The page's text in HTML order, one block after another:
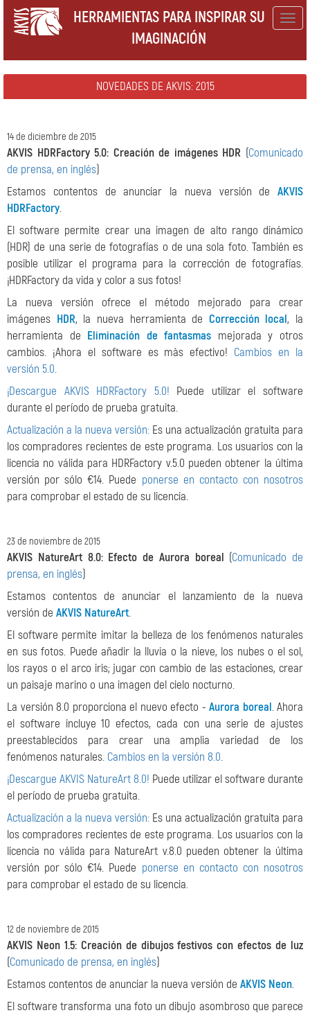
HERRAMIENTAS PARA INSPIRAR SU
IMAGINACIÓN
NOVEDADES DE AKVIS: 2015
14 de diciembre de 2015
AKVIS HDRFactory 5.0: Creación de imágenes HDR (Comunicado
de prensa, en inglés)
Estamos contentos de anunciar la nueva versión de AKVIS
HDRFactory.
El software permite crear una imagen de alto rango dinámico
(HDR) de una serie de fotografías o de una sola foto. También es
posible utilizar el programa para la corrección de fotografías.
¡HDRFactory da vida y color a sus fotos!
La nueva versión ofrece el método mejorado para crear
imágenes HDR, la nueva herramienta de Corrección local, la
herramienta de Eliminación de fantasmas mejorada y otros
cambios. ¡Ahora el software es màs efectivo! Cambios en la
versión 5.0.
¡Descargue AKVIS HDRFactory 5.0! Puede utilizar el software
durante el período de prueba gratuita.
Actualización a la nueva versión: Es una actualización gratuita para
los compradores recientes de este programa. Los usuarios con la
licencia no válida para HDRFactory v.5.0 pueden obtener la última
versión por sólo €14. Puede ponerse en contacto con nosotros
para comprobar el estado de su licencia.
23 de noviembre de 2015
AKVIS NatureArt 8.0: Efecto de Aurora boreal (Comunicado de
prensa, en inglés)
Estamos contentos de anunciar el lanzamiento de la nueva
versión de AKVIS NatureArt.
El software permite imitar la belleza de los fenómenos naturales
en sus fotos. Puede añadir la lluvia o la nieve, los nubes o el sol,
los rayos o el arco iris; jugar con cambio de las estaciones, crear
un paisaje marino o una imagen del cielo nocturno.
La versión 8.0 proporciona el nuevo efecto - Aurora boreal. Ahora
el software incluye 10 efectos, cada con una serie de ajustes
preestablecidos para crear una amplia variedad de los
fenómenos naturales. Cambios en la versión 8.0.
¡Descargue AKVIS NatureArt 8.0! Puede utilizar el software durante
el período de prueba gratuita.
Actualización a la nueva versión: Es una actualización gratuita para
los compradores recientes de este programa. Los usuarios con la
licencia no válida para NatureArt v.8.0 pueden obtener la última
versión por sólo €14. Puede ponerse en contacto con nosotros
para comprobar el estado de su licencia.
12 de noviembre de 2015
AKVIS Neon 1.5: Creación de dibujos festivos con efectos de luz
(Comunicado de prensa, en inglés)
Estamos contentos de anunciar la nueva versión de AKVIS Neon.
El software transforma una foto un dibujo asombroso que parece